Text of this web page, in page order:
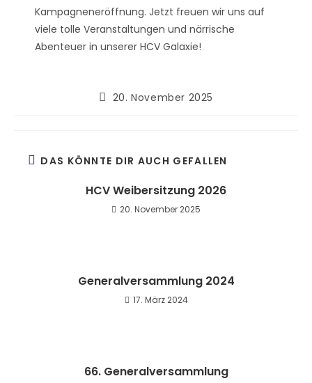
Kampagneneröffnung. Jetzt freuen wir uns auf
viele tolle Veranstaltungen und närrische
Abenteuer in unserer HCV Galaxie!
20. November 2025
DAS KÖNNTE DIR AUCH GEFALLEN
HCV Weibersitzung 2026
20. November 2025
Generalversammlung 2024
17. März 2024
66. Generalversammlung